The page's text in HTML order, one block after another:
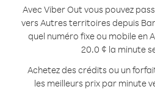
Avec Viber Out vous pouvez
vers Autres territoires depuis
quel numéro fixe ou mobile en
20.0 ¢ la minute
Achetez des crédits ou un
les meilleurs prix par minute